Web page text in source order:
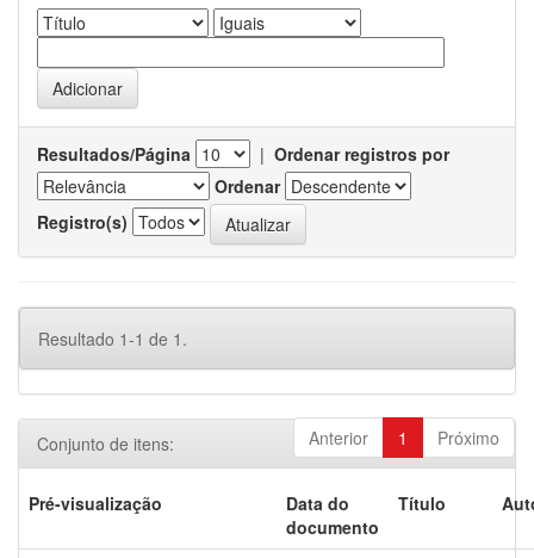
Resultados/Página | Ordenar registros por
Ordenar
Registro(s)
Resultado 1-1 de 1.
Anterior 1 Próximo
Conjunto de itens:
Pré-visualização
Data do
documento
Título